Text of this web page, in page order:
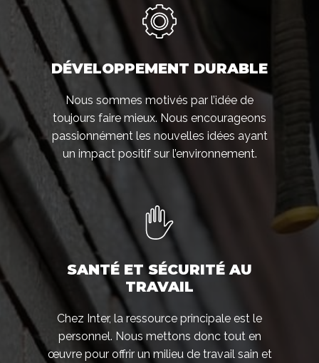
DÉVELOPPEMENT DURABLE
Nous sommes motivés par l’idée de
toujours faire mieux. Nous encourageons
passionnément les nouvelles idées ayant
un impact positif sur l’environnement.
SANTÉ ET SÉCURITÉ AU
TRAVAIL
Chez Inter, la ressource principale est le
personnel. Nous mettons donc tout en
œuvre pour offrir un milieu de travail sain et